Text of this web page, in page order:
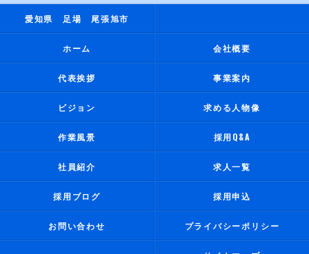
愛知県 足場 尾張旭市
ホーム 会社概要
代表挨拶 事業案内
ビジョン 求める人物像
作業風景 採用Q&A
社員紹介 求人一覧
採用ブログ 採用申込
お問い合わせ プライバシーポリシー